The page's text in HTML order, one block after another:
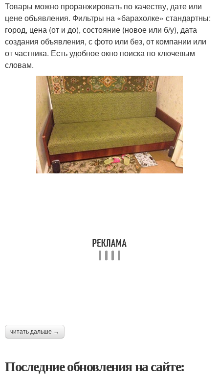
Товары можно проранжировать по качеству, дате или
цене объявления. Фильтры на «барахолке» стандартны:
город, цена (от и до), состояние (новое или б/у), дата
создания объявления, с фото или без, от компании или
от частника. Есть удобное окно поиска по ключевым
словам.
читать дальше →
Последние обновления на сайте: